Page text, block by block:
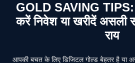
GOLD SAVING TIPS:
करें निवेश या खरीदें असली
राय
आपकी बचत के लिए डिजिटल गोल्ड बेहतर है या